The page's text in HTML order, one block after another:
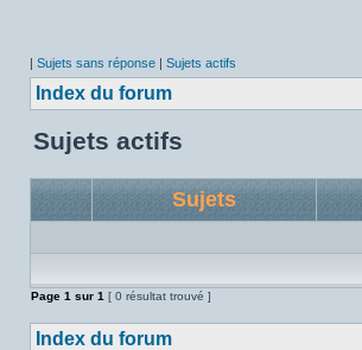
| Sujets sans réponse | Sujets actifs
Index du forum
Sujets actifs
Sujets
Page 1 sur 1 [ 0 résultat trouvé ]
Index du forum